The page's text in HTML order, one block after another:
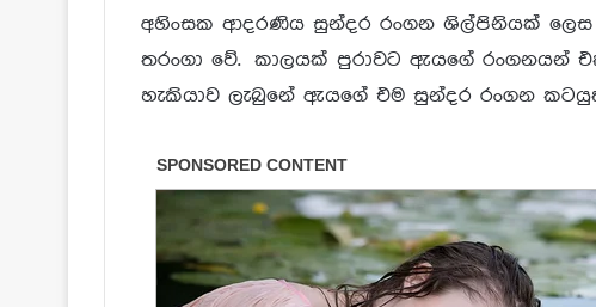
අහිංසක ආදරණිය සුන්දර රංගන ශිල්පිනියක්
තරංගා වේ. කාලයක් පුරාවට ඇයගේ රංගනයන්
හැකියාව ලැබුනේ ඇයගේ එම සුන්දර රංගන